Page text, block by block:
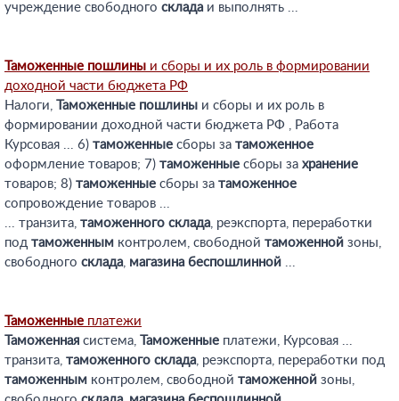
учреждение свободного склада и выполнять ...
Таможенные пошлины и сборы и их роль в формировании
доходной части бюджета РФ
Налоги,
Таможенные пошлины и сборы и их роль в
формировании доходной части бюджета РФ , Работа
Курсовая ... 6) таможенные сборы за таможенное
оформление товаров; 7) таможенные сборы за хранение
товаров; 8) таможенные сборы за таможенное
сопровождение товаров ...
... транзита, таможенного склада, реэкспорта, переработки
под таможенным контролем, свободной таможенной зоны,
свободного склада, магазина беспошлинной ...
Таможенные платежи
Таможенная система, Таможенные платежи, Курсовая ...
транзита, таможенного склада, реэкспорта, переработки под
таможенным контролем, свободной таможенной зоны,